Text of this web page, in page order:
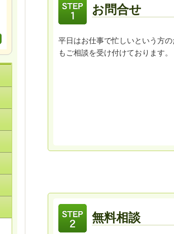
お問合せ
平日はお仕事で忙しいという方
もご相談を受け付けております。
無料相談